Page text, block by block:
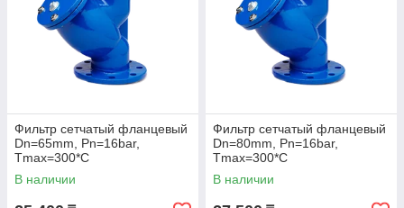
Фильтр сетчатый фланцевый
Dn=65mm, Pn=16bar,
Tmax=300*C
В наличии
Фильтр сетчатый фланцевый
Dn=80mm, Pn=16bar,
Tmax=300*C
В наличии